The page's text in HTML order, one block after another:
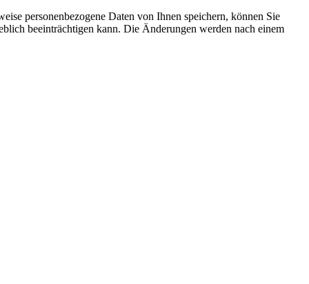
personenbezogene Daten von Ihnen speichern, können Sie
beeinträchtigen kann. Die Änderungen werden nach einem